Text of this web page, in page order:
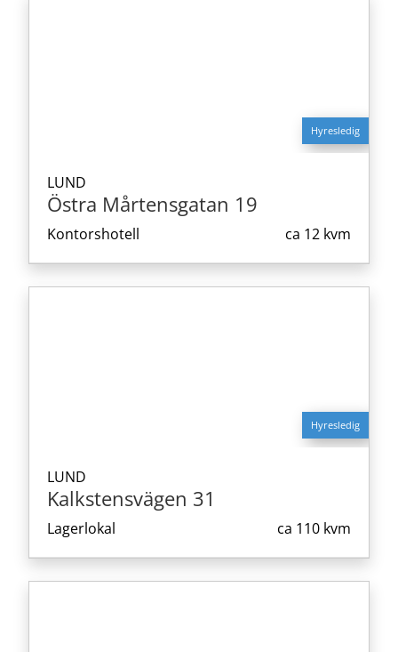
Hyresledig
LUND
Östra Mårtensgatan 19
Kontorshotell ca 12 kvm
Hyresledig
LUND
Kalkstensvägen 31
Lagerlokal ca 110 kvm